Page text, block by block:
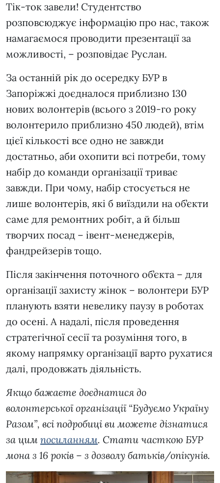
Тік-ток завели! Студентство
розповсюджує інформацію про нас, також
намагаємося проводити презентації за
можливості, – розповідає Руслан.
За останній рік до осередку БУР в
Запоріжжі доєдналося приблизно 130
нових волонтерів (всього з 2019-го року
волонтерило приблизно 450 людей), втім
цієї кількості все одно не завжди
достатньо, аби охопити всі потреби, тому
набір до команди організації триває
завжди. При чому, набір стосується не
лише волонтерів, які б виїздили на об’єкти
саме для ремонтних робіт, а й більш
творчих посад – івент-менеджерів,
фандрейзерів тощо.
Після закінчення поточного об’єкта – для
організації захисту жінок – волонтери БУР
планують взяти невелику паузу в роботах
до осені. А надалі, після проведення
стратегічної сесії та розуміння того, в
якому напрямку організації варто рухатися
далі, продовжать діяльність.
Якщо бажаєте доєднатися до
волонтерської організації “Будуємо Україну
Разом”, всі подробиці ви можете дізнатися
за цим посиланням. Стати часткою БУР
мона з 16 років – з дозволу батьків/опікунів.